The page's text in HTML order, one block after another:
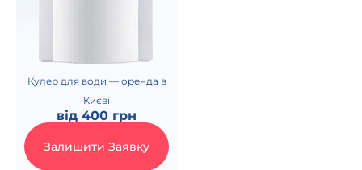
Кулер для води — оренда в
Києві
від 400 грн
Залишити Заявку